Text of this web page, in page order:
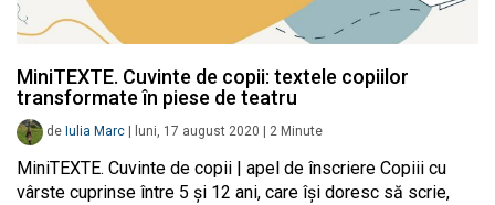
MiniTEXTE. Cuvinte de copii: textele copiilor
transformate în piese de teatru
de Iulia Marc luni, 17 august 2020 2 Minute
MiniTEXTE. Cuvinte de copii | apel de înscriere Copiii cu
vârste cuprinse între 5 și 12 ani, care își doresc să scrie,